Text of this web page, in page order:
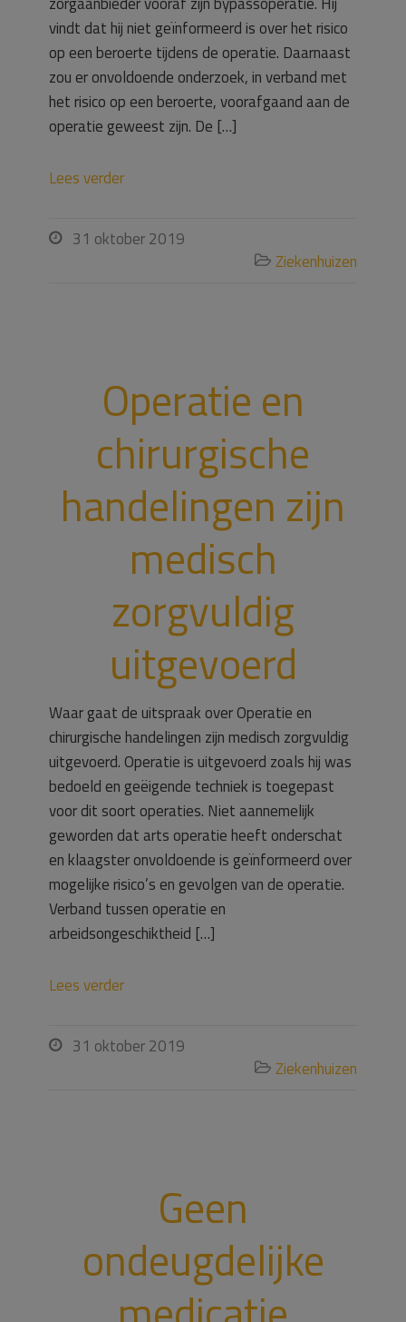
vindt dat hij niet geïnformeerd is over het risico
op een beroerte tijdens de operatie. Daarnaast
zou er onvoldoende onderzoek, in verband met
het risico op een beroerte, voorafgaand aan de
operatie geweest zijn. De […]
Lees verder
 31 oktober 2019
 Ziekenhuizen
Operatie en
chirurgische
handelingen zijn
medisch
zorgvuldig
uitgevoerd
Waar gaat de uitspraak over Operatie en
chirurgische handelingen zijn medisch zorgvuldig
uitgevoerd. Operatie is uitgevoerd zoals hij was
bedoeld en geëigende techniek is toegepast
voor dit soort operaties. Niet aannemelijk
geworden dat arts operatie heeft onderschat
en klaagster onvoldoende is geïnformeerd over
mogelijke risico’s en gevolgen van de operatie.
Verband tussen operatie en
arbeidsongeschiktheid […]
Lees verder
 31 oktober 2019
 Ziekenhuizen
Geen
ondeugdelijke